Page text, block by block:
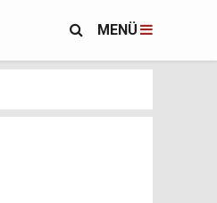
MENÜ